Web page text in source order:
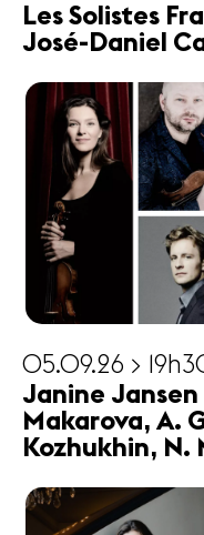
Les Solistes
José-Daniel
05.09.26 >
Janine Jansen
Makarova, A.
Kozhukhin, N.